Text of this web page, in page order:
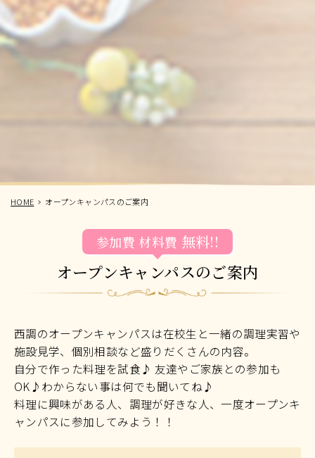
HOME オープンキャンパスのご案内
オープンキャンパスのご案内
参加費 材料費 無料!!
西調のオープンキャンパスは在校生と一緒の調理実習や
施設見学、個別相談など盛りだくさんの内容。
自分で作った料理を試食♪ 友達やご家族との参加も
OK♪わからない事は何でも聞いてね♪
料理に興味がある人、調理が好きな人、一度オープンキ
ャンパスに参加してみよう！！